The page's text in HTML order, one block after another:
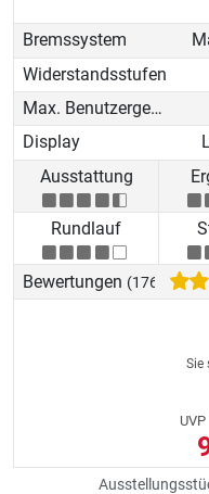
Bremssystem
Widerstandsstufen
Max. Benutzergewicht
Display
Ausstattung
Rundlauf
Bewertungen (176)
Sie
UVP